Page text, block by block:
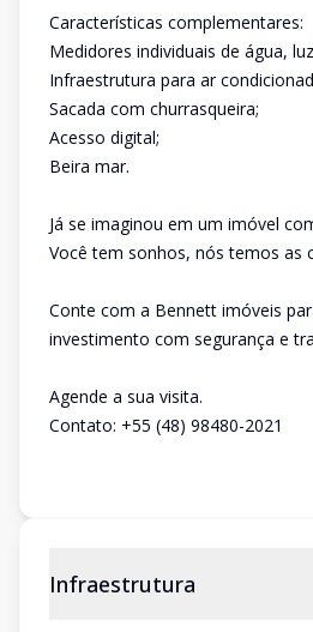
Características complementares:
Medidores individuais de água,
Infraestrutura para ar
Sacada com churrasqueira;
Acesso digital;
Beira mar.
Já se imaginou em um imóvel
Você tem sonhos, nós temos as
Conte com a Bennett imóveis
investimento com segurança e
Agende a sua visita.
Contato: +55 (48) 98480-2021
Infraestrutura